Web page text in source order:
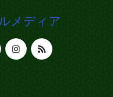
メディア